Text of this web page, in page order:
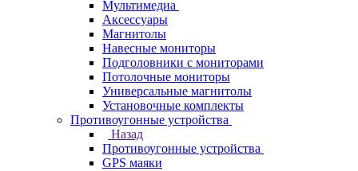
Мультимедиа
Аксессуары
Магнитолы
Навесные мониторы
Подголовники с мониторами
Потолочные мониторы
Универсальные магнитолы
Установочные комплекты
Противоугонные устройства
Назад
Противоугонные устройства
GPS маяки